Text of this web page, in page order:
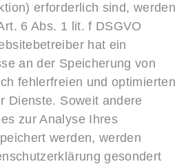
erforderlich sind, werden
6 Abs. 1 lit. f DSGVO
hat ein
an der Speicherung von
fehlerfreien und optimierten
Dienste. Soweit andere
zur Analyse Ihres
werden, werden
gesondert